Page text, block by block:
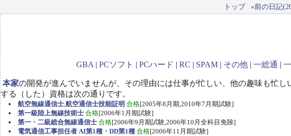
トップ «前の日記
GBA | PCソフト | PCハード | RC | SPAM | その他 | 一総通 |
本家の開発が進んでいませんが、その理由には仕事が忙しい、他の趣味も忙
する（した）資格は次の通りです。
航空無線通信士,航空通信士技能証明 合格[2005年8月期,2010年7月期試験]
第一級陸上無線技術士 合格[2006年1月期試験]
第一・二級総合無線通信士 合格[2006年9月期試験,2006年10月全科目免除]
電気通信工事担任者 AI第1種・DD第1種 合格[2006年11月期試験]